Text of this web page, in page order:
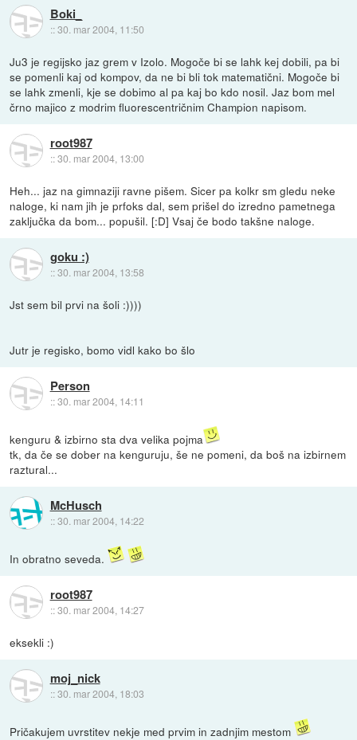
Boki_
::30. mar 2004, 11:50
Ju3 je regijsko jaz grem v Izolo. Mogoče bi se lahk kej dobili, pa bi
se pomenli kaj od kompov, da ne bi bli tok matematični. Mogoče bi
se lahk zmenli, kje se dobimo al pa kaj bo kdo nosil. Jaz bom mel
črno majico z modrim fluorescentričnim Champion napisom.
root987
::30. mar 2004, 13:00
Heh... jaz na gimnaziji ravne pišem. Sicer pa kolkr sm gledu neke
naloge, ki nam jih je prfoks dal, sem prišel do izredno pametnega
zaključka da bom... popušil. [:D] Vsaj če bodo takšne naloge.
goku :)
::30. mar 2004, 13:58
Jst sem bil prvi na šoli :))))
Jutr je regisko, bomo vidl kako bo šlo
Person
::30. mar 2004, 14:11
kenguru & izbirno sta dva velika pojma
tk, da če se dober na kenguruju, še ne pomeni, da boš na izbirnem
raztural...
McHusch
::30. mar 2004, 14:22
In obratno seveda.
root987
::30. mar 2004, 14:27
eksekli :)
moj_nick
::30. mar 2004, 18:03
Pričakujem uvrstitev nekje med prvim in zadnjim mestom